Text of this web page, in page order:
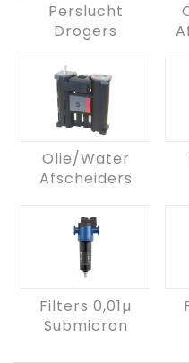
Perslucht
Drogers
Olie/water
Afscheiders
Filters 0,01µ
Submicron